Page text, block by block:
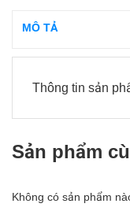
MÔ TẢ
Thông tin sản
Sản phẩm
Không có sản phẩm